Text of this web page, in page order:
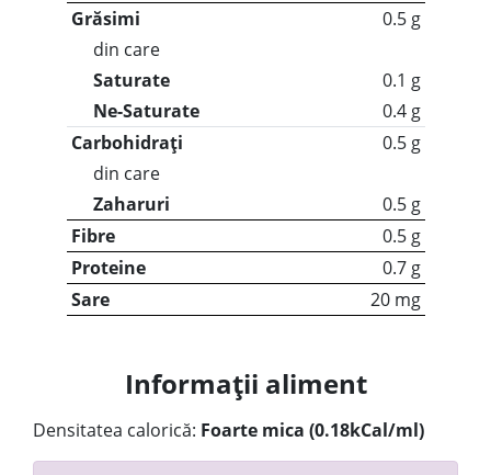
Grăsimi
0.5 g
din care
Saturate
0.1 g
Ne-Saturate
0.4 g
Carbohidrați
0.5 g
din care
Zaharuri
0.5 g
Fibre
0.5 g
Proteine
0.7 g
Sare
20 mg
Informații aliment
Densitatea calorică: Foarte mica (0.18kCal/ml)